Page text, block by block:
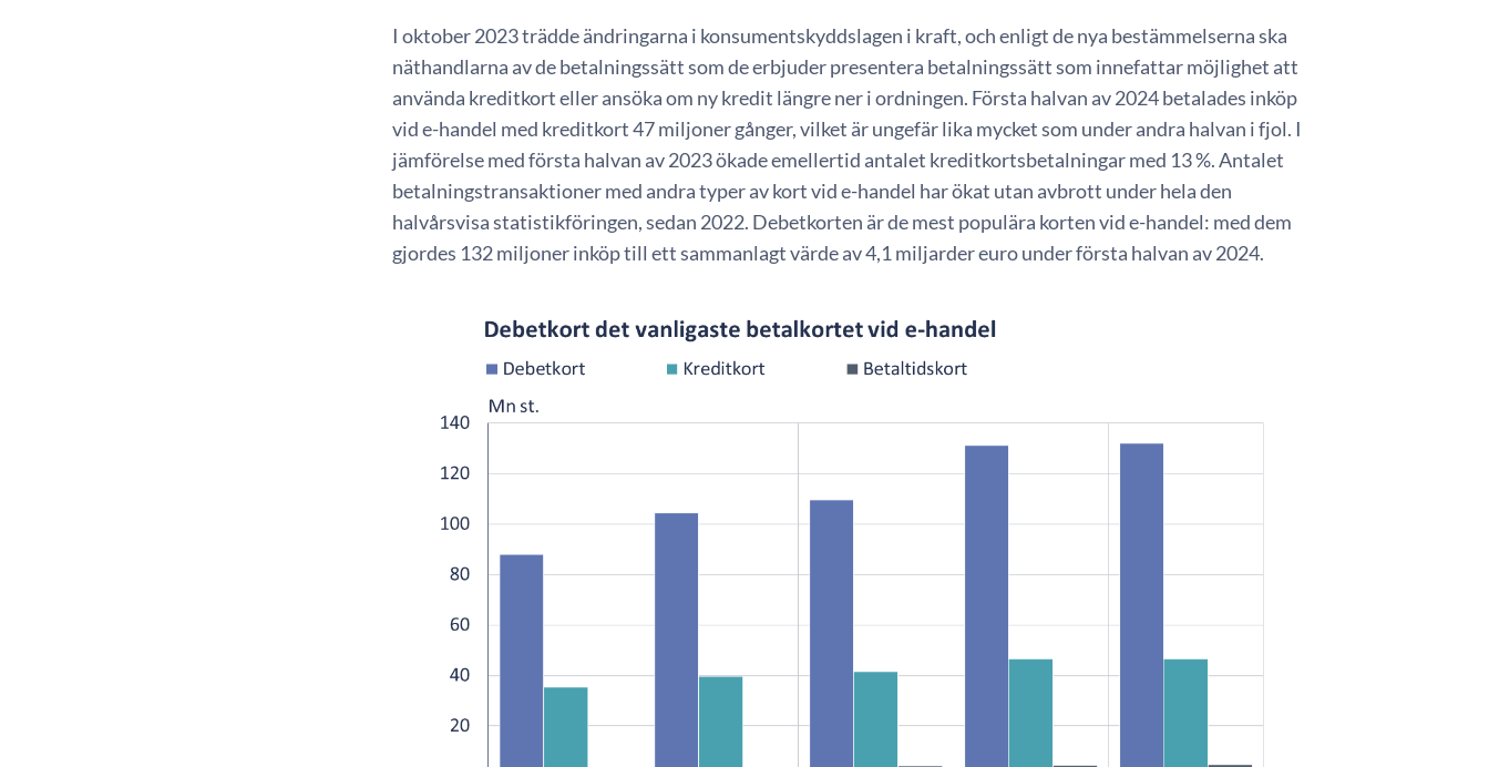
I oktober 2023 trädde ändringarna i konsumentskyddslagen i kraft, och enligt de nya bestämmelserna ska
näthandlarna av de betalningssätt som de erbjuder presentera betalningssätt som innefattar möjlighet att
använda kreditkort eller ansöka om ny kredit längre ner i ordningen. Första halvan av 2024 betalades inköp
vid e-handel med kreditkort 47 miljoner gånger, vilket är ungefär lika mycket som under andra halvan i fjol. I
jämförelse med första halvan av 2023 ökade emellertid antalet kreditkortsbetalningar med 13 %. Antalet
betalningstransaktioner med andra typer av kort vid e-handel har ökat utan avbrott under hela den
halvårsvisa statistikföringen, sedan 2022. Debetkorten är de mest populära korten vid e-handel: med dem
gjordes 132 miljoner inköp till ett sammanlagt värde av 4,1 miljarder euro under första halvan av 2024.